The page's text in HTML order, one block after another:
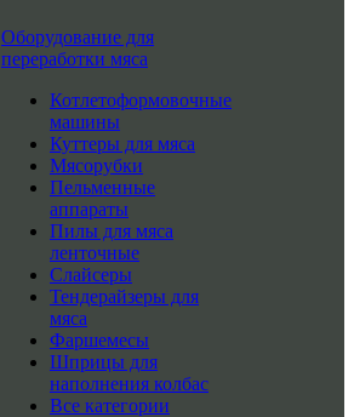
Оборудование для
переработки мяса
Котлетоформовочные
машины
Куттеры для мяса
Мясорубки
Пельменные
аппараты
Пилы для мяса
ленточные
Слайсеры
Тендерайзеры для
мяса
Фаршемесы
Шприцы для
наполнения колбас
Все категории